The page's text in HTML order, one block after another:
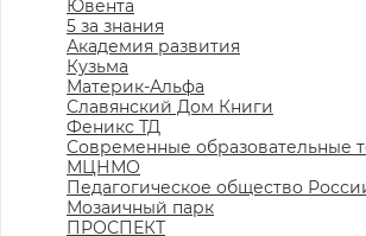
Ювента
5 за знания
Академия развития
Кузьма
Материк-Альфа
Славянский Дом Книги
Феникс ТД
Современные образовательные
МЦНМО
Педагогическое общество
Мозаичный парк
ПРОСПЕКТ